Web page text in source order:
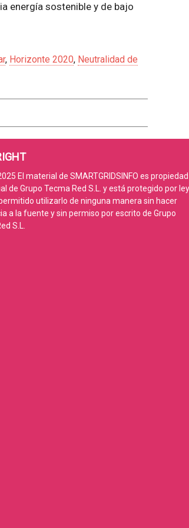
energía sostenible y de bajo
, Horizonte 2020, Neutralidad de
El material de SMARTGRIDSINFO es propiedad
de Grupo Tecma Red S.L. y está protegido por ley.
utilizarlo de ninguna manera sin hacer
a la fuente y sin permiso por escrito de Grupo
S.L.